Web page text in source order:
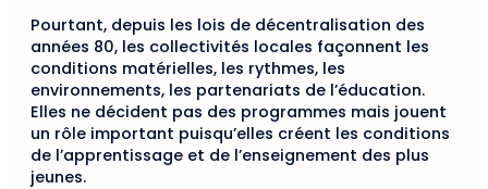
Pourtant, depuis les lois de décentralisation des
années 80, les collectivités locales façonnent les
conditions matérielles, les rythmes, les
environnements, les partenariats de l’éducation.
Elles ne décident pas des programmes mais jouent
un rôle important puisqu’elles créent les conditions
de l’apprentissage et de l’enseignement des plus
jeunes.